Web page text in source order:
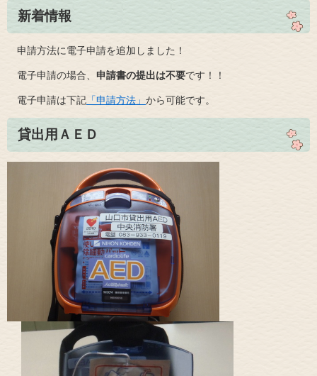
新着情報
申請方法に電子申請を追加しました！
電子申請の場合、 申請書の提出は不要です！！
電子申請は下記 「申請方法」 から可能です。
貸出用ＡＥＤ